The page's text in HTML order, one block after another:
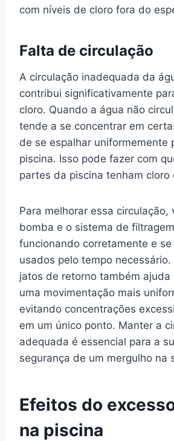
com níveis de cloro fora do
Falta de circulação
A circulação inadequada da
contribui significativamente
cloro. Quando a água não
tende a se concentrar em
de se espalhar uniformemente
piscina. Isso pode fazer com
partes da piscina tenham cloro
Para melhorar essa circulação,
bomba e o sistema de
funcionando corretamente e
usados pelo tempo
jatos de retorno também ajuda
uma movimentação mais
evitando concentrações
em um único ponto. Manter a
adequada é essencial para a
segurança de um mergulho na
Efeitos do
na piscina